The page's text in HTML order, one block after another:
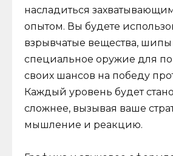
насладиться
опытом. Вы будете
взрывчатые вещества, шипы
специальное оружие для
своих шансов на победу
Каждый уровень будет
сложнее, вызывая ваше
мышление и реакцию.